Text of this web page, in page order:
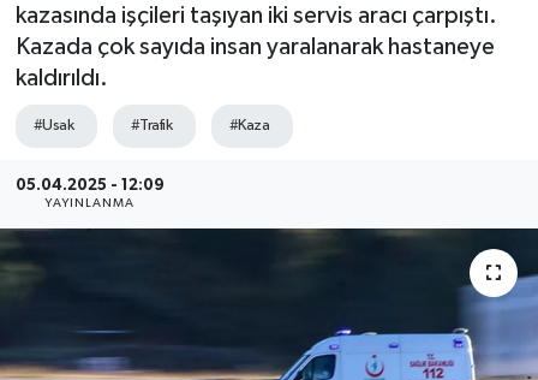
kazasında işçileri taşıyan iki servis aracı çarpıştı.
Kazada çok sayıda insan yaralanarak hastaneye
kaldırıldı.
#Usak #Trafik #Kaza
05.04.2025 - 12:09
YAYINLANMA
Tüm Manşetler
Son Dakika Haberleri